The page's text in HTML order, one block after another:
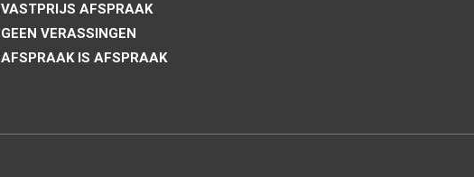
VASTPRIJS AFSPRAAK
GEEN VERASSINGEN
AFSPRAAK IS AFSPRAAK